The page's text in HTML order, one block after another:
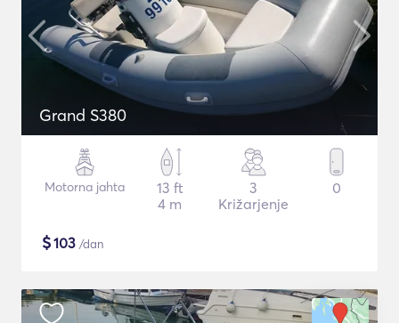
Grand S380
Motorna jahta
13 ft
4 m
3
Križarjenje
0
$103 /dan